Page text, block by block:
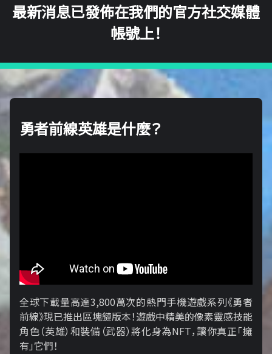
最新消息已發佈在我們的官方社交媒體
帳號上！
勇者前線英雄是什麼？
全球下載量高達3,800萬次的熱門手機遊戲系列《勇者
前線》現已推出區塊鏈版本！遊戲中精美的像素靈感技能
角色（英雄）和裝備（武器）將化身為NFT，讓你真正「擁​​
有」它們！